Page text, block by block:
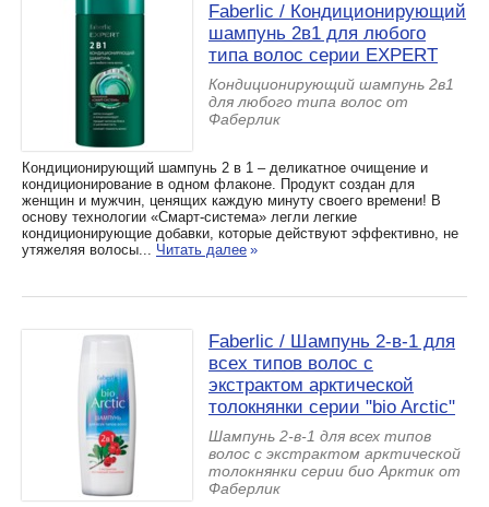
Faberlic / Кондиционирующий
шампунь 2в1 для любого
типа волос серии EXPERT
Кондиционирующий шампунь 2в1
для любого типа волос от
Фаберлик
Кондиционирующий шампунь 2 в 1 – деликатное очищение и
кондиционирование в одном флаконе. Продукт создан для
женщин и мужчин, ценящих каждую минуту своего времени! В
основу технологии «Смарт-система» легли легкие
кондиционирующие добавки, которые действуют эффективно, не
утяжеляя волосы... Читать далее »
Faberlic / Шампунь 2-в-1 для
всех типов волос с
экстрактом арктической
толокнянки серии "bio Arctic"
Шампунь 2-в-1 для всех типов
волос с экстрактом арктической
толокнянки серии био Арктик от
Фаберлик